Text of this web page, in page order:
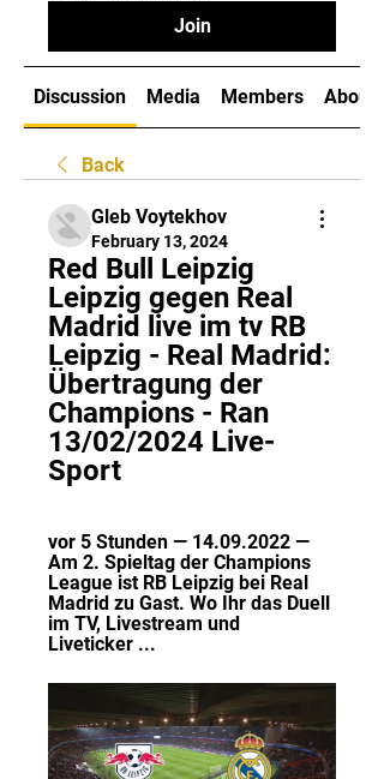
Join
Discussion Media Members About
Back
Gleb Voytekhov
February 13, 2024
Red Bull Leipzig
Leipzig gegen Real
Madrid live im tv RB
Leipzig - Real Madrid:
Übertragung der
Champions - Ran
13/02/2024 Live-
Sport
vor 5 Stunden — 14.09.2022 —
Am 2. Spieltag der Champions
League ist RB Leipzig bei Real
Madrid zu Gast. Wo Ihr das Duell
im TV, Livestream und
Liveticker ...